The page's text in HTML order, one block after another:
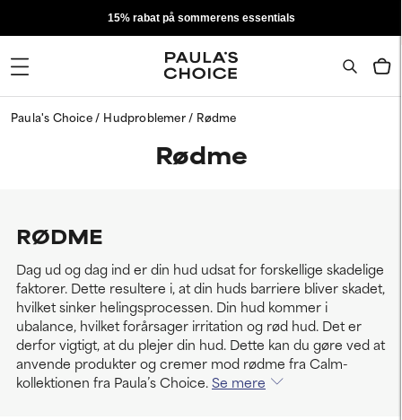
15% rabat på sommerens essentials
Paula's Choice Hudproblemer Rødme
Rødme
RØDME
Dag ud og dag ind er din hud udsat for forskellige skadelige
faktorer. Dette resultere i, at din huds barriere bliver skadet,
hvilket sinker helingsprocessen. Din hud kommer i
ubalance, hvilket forårsager irritation og rød hud. Det er
derfor vigtigt, at du plejer din hud. Dette kan du gøre ved at
anvende produkter og cremer mod rødme fra Calm-
kollektionen fra Paula’s Choice.Se mere